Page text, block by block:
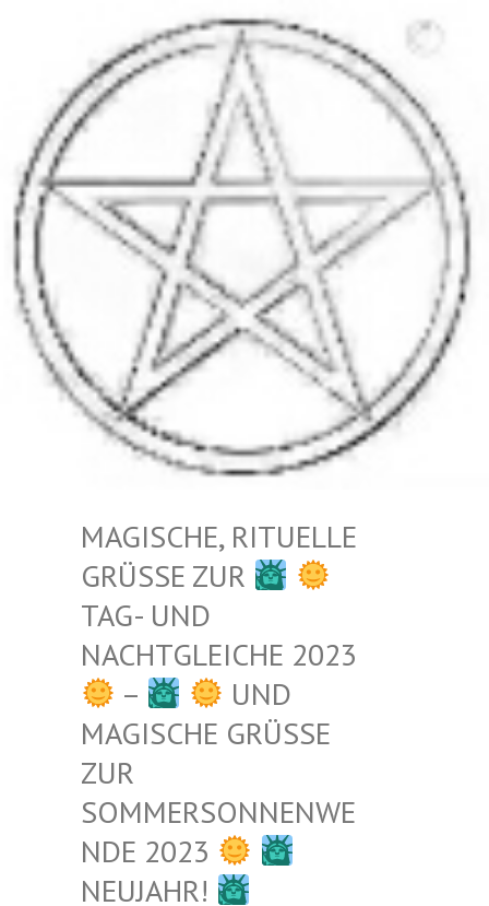
MAGISCHE, RITUELLE
GRÜSSE ZUR
TAG- UND
NACHTGLEICHE 2023
–
UND
MAGISCHE GRÜSSE Z
UR S
OMMERSONNENWEN
DE 2023
NEUJAHR!